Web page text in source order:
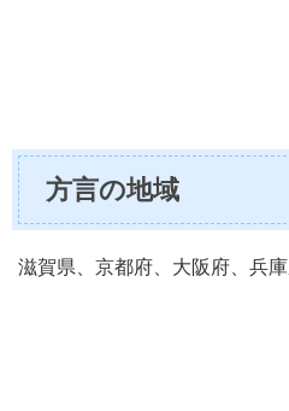
方言の地域
滋賀県、京都府、大阪府、兵